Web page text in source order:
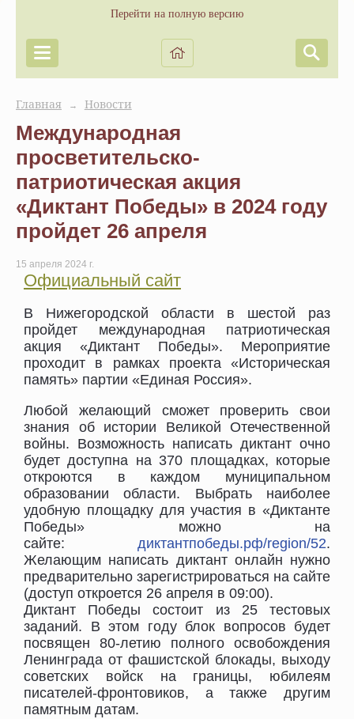
Перейти на полную версию
Главная → Новости
Международная
просветительско-
патриотическая акция
«Диктант Победы» в 2024 году
пройдет 26 апреля
15 апреля 2024 г.
Официальный сайт
В Нижегородской области в шестой раз
пройдет международная патриотическая
акция «Диктант Победы». Мероприятие
проходит в рамках проекта «Историческая
память» партии «Единая Россия».
Любой желающий сможет проверить свои
знания об истории Великой Отечественной
войны. Возможность написать диктант очно
будет доступна на 370 площадках, которые
откроются в каждом муниципальном
образовании области. Выбрать наиболее
удобную площадку для участия в «Диктанте
Победы» можно на
сайте:
диктантпобеды.рф/region/52.
Желающим написать диктант онлайн нужно
предварительно зарегистрироваться на сайте
(доступ откроется 26 апреля в 09:00).
Диктант Победы состоит из 25 тестовых
заданий. В этом году блок вопросов будет
посвящен 80-летию полного освобождения
Ленинграда от фашистской блокады, выходу
советских войск на границы, юбилеям
писателей-фронтовиков, а также другим
памятным датам.